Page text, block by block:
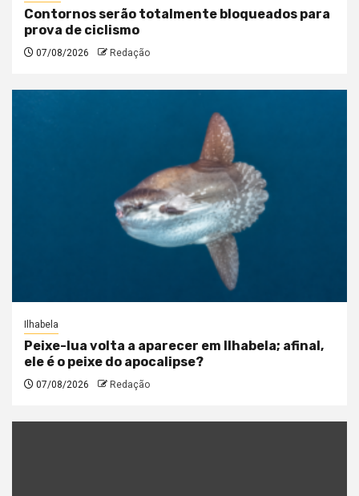
Contornos serão totalmente bloqueados para
prova de ciclismo
07/08/2026 Redação
Ilhabela
Peixe-lua volta a aparecer em Ilhabela; afinal,
ele é o peixe do apocalipse?
07/08/2026 Redação